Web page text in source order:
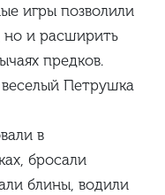
игры позволили
но и расширить
предков.
Петрушка
в
бросали
блины, водили